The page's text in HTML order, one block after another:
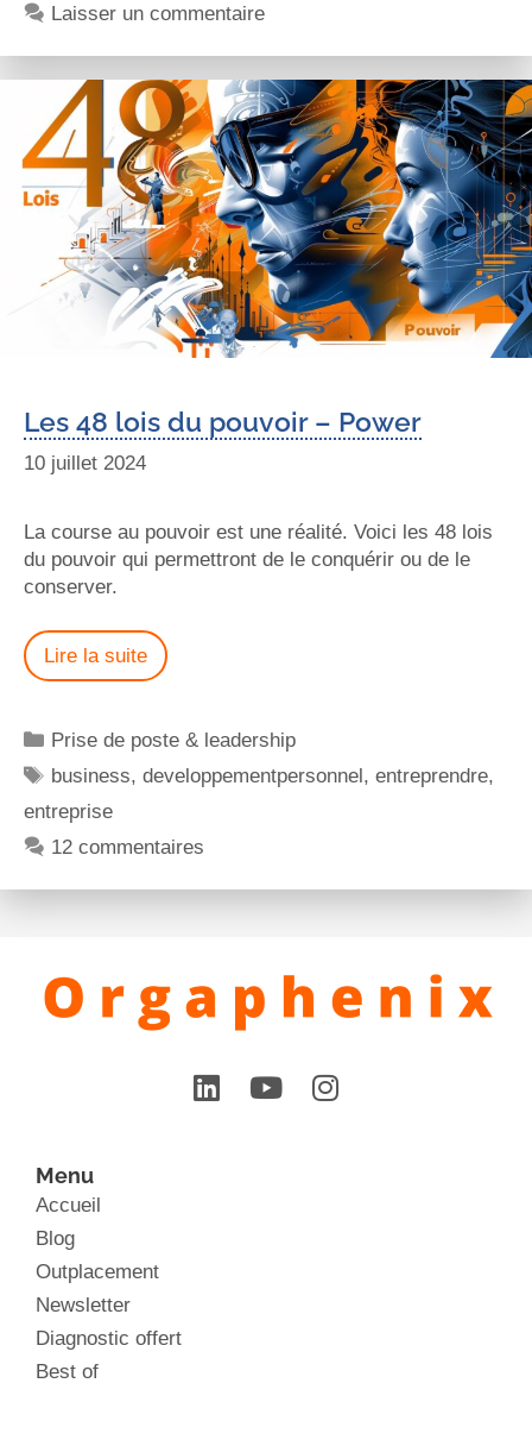
Laisser un commentaire
Les 48 lois du pouvoir – Power
10 juillet 2024
La course au pouvoir est une réalité. Voici les 48 lois
du pouvoir qui permettront de le conquérir ou de le
conserver.
Lire la suite
Prise de poste & leadership
business,developpementpersonnel,entreprendre,
entreprise
12 commentaires
Menu
Accueil
Blog
Outplacement
Newsletter
Diagnostic offert
Best of